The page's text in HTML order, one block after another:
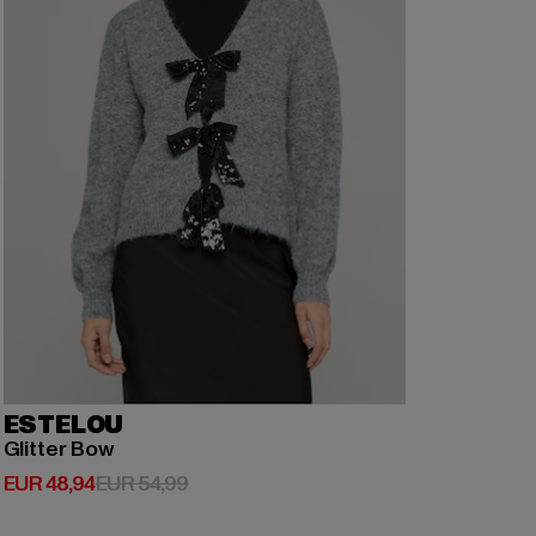
ESTELOU
Glitter Bow
EUR 48,94
Huidige prijs: EUR 48,94
EUR 54,99Actieprijs: EUR 54,99